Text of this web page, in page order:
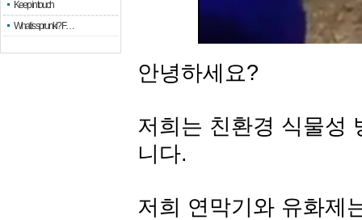
Keep in touch
What is sprunki? F…
안녕하세요?
저희는 친환경 식물성
니다.
저희 연막기와 유화제